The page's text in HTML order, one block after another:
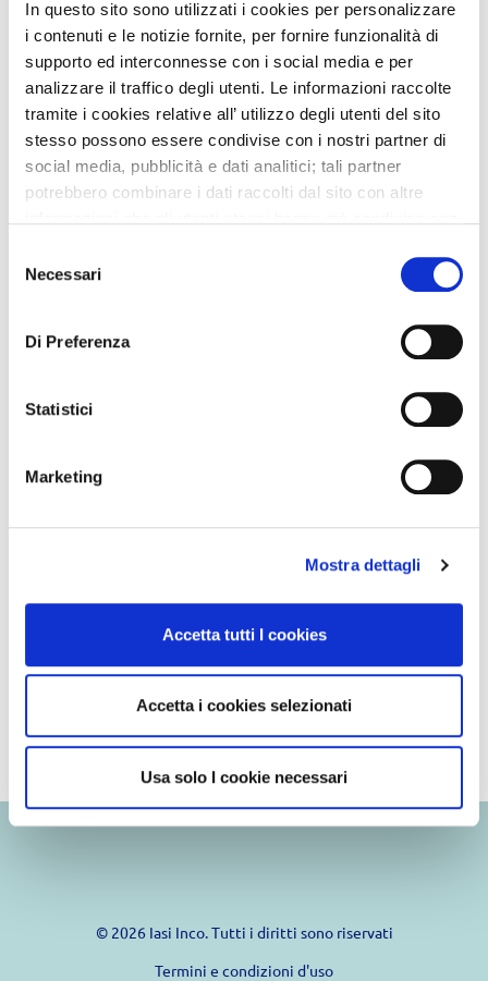
In questo sito sono utilizzati i cookies per personalizzare
i contenuti e le notizie fornite, per fornire funzionalità di
supporto ed interconnesse con i social media e per
analizzare il traffico degli utenti. Le informazioni raccolte
tramite i cookies relative all’ utilizzo degli utenti del sito
stesso possono essere condivise con i nostri partner di
social media, pubblicità e dati analitici; tali partner
potrebbero combinare i dati raccolti dal sito con altre
utilizzato uno o più dei loro servizi.
delNecessari
Di Preferenza
Statistici
Marketing
Mostra dettagli
Accetta tutti I cookies
Accetta i cookies selezionati
Usa solo I cookie necessari
Pads for special uses
designed for light or moderate incontinence
and other special uses, such as post-partum
They have been designed for absorbency and
sensitive protection, and they are kind to the
© 2026 Iasi Inco. Tutti i diritti sono riservati
Termini e condizioni d'uso